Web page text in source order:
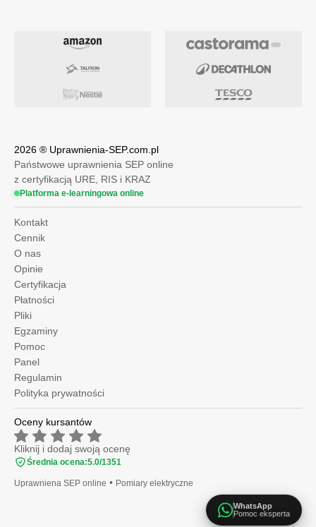
2026 ® Uprawnienia-SEP.com.pl
Państwowe uprawnienia SEP online
z certyfikacją URE, RIS i KRAZ
Platforma e-learningowa online
Kontakt
Cennik
O nas
Opinie
Certyfikacja
Płatności
Pliki
Egzaminy
Pomoc
Panel
Regulamin
Polityka prywatności
Oceny kursantów
Kliknij i dodaj swoją ocenę
Średnia ocena:5.0/1351
Uprawniena SEP online • Pomiary elektryczne
WhatsApp
Pomoc eksperta